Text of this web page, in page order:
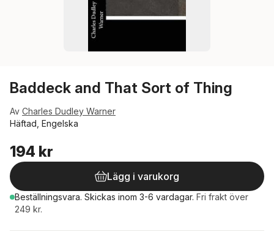
Baddeck and That Sort of Thing
Av Charles Dudley Warner
Häftad, Engelska
194 kr
Lägg i varukorg
Beställningsvara. Skickas inom 3-6 vardagar. Fri frakt över
249 kr.